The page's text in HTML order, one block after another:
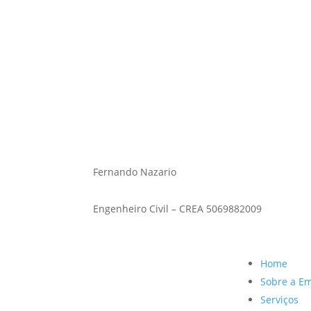
Fernando Nazario
Engenheiro Civil – CREA 5069882009
Home
Sobre a
Serviços